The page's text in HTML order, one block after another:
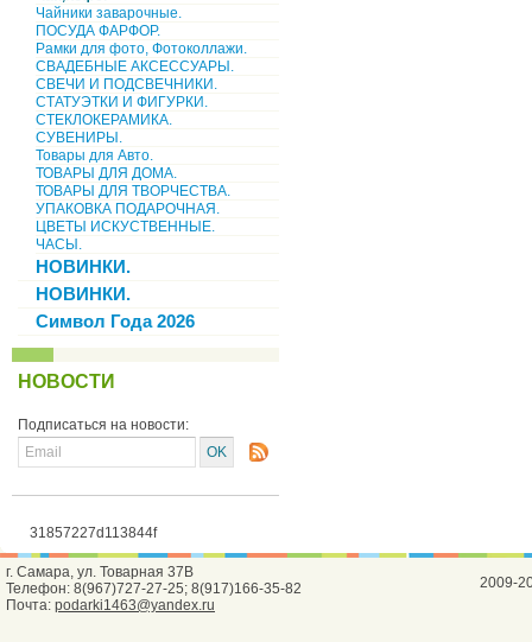
Чайники заварочные.
ПОСУДА ФАРФОР.
Рамки для фото, Фотоколлажи.
СВАДЕБНЫЕ АКСЕССУАРЫ.
СВЕЧИ И ПОДСВЕЧНИКИ.
СТАТУЭТКИ И ФИГУРКИ.
СТЕКЛОКЕРАМИКА.
СУВЕНИРЫ.
Товары для Авто.
ТОВАРЫ ДЛЯ ДОМА.
ТОВАРЫ ДЛЯ ТВОРЧЕСТВА.
УПАКОВКА ПОДАРОЧНАЯ.
ЦВЕТЫ ИСКУСТВЕННЫЕ.
ЧАСЫ.
НОВИНКИ.
НОВИНКИ.
Символ Года 2026
НОВОСТИ
Подписаться на новости:
31857227d113844f
г. Самара, ул. Товарная 37В
Телефон: 8(967)727-27-25; 8(917)166-35-82
Почта: podarki1463@yandex.ru
2009-